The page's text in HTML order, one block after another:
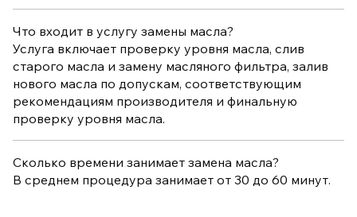
Что входит в услугу замены масла?
Услуга включает проверку уровня масла, слив
старого масла и замену масляного фильтра, залив
нового масла по допускам, соответствующим
рекомендациям производителя и финальную
проверку уровня масла.
Сколько времени занимает замена масла?
В среднем процедура занимает от 30 до 60 минут.